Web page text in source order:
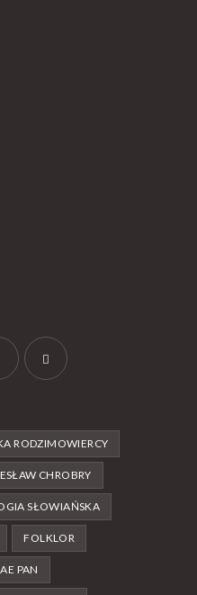
RODZIMOWIERCY
CHROBRY
SŁOWIAŃSKA
FOLKLOR
PAN